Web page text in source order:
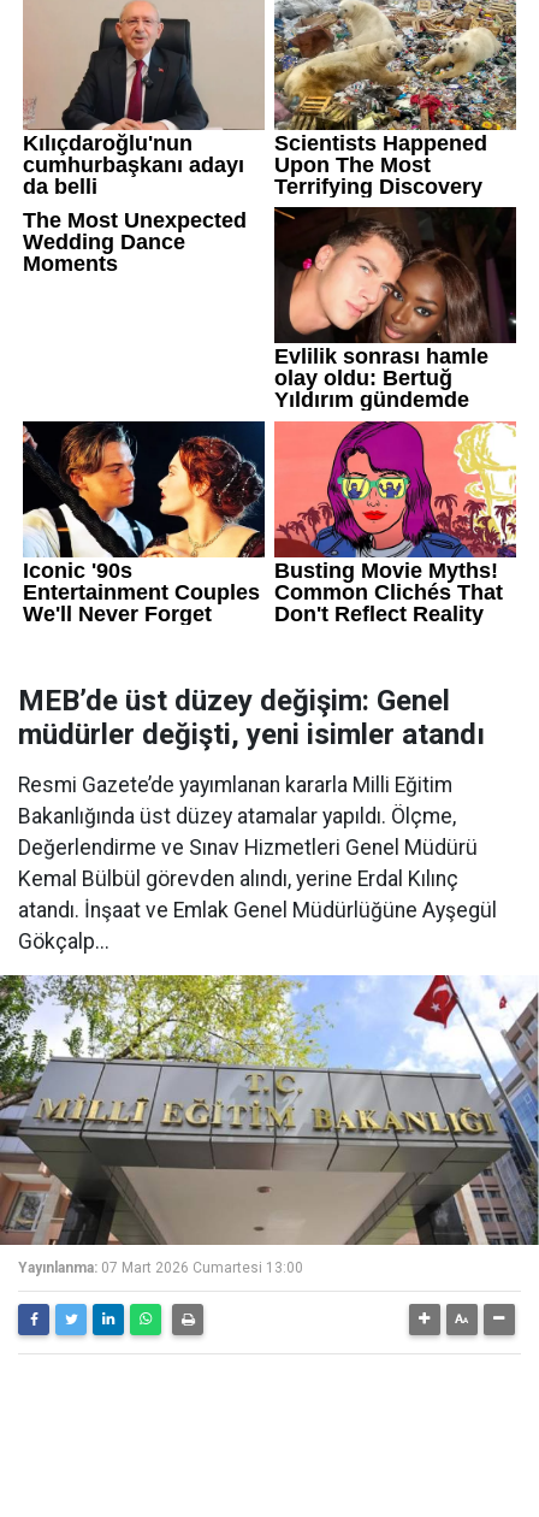
MEB’de üst düzey değişim: Genel
müdürler değişti, yeni isimler atandı
Resmi Gazete’de yayımlanan kararla Milli Eğitim
Bakanlığında üst düzey atamalar yapıldı. Ölçme,
Değerlendirme ve Sınav Hizmetleri Genel Müdürü
Kemal Bülbül görevden alındı, yerine Erdal Kılınç
atandı. İnşaat ve Emlak Genel Müdürlüğüne Ayşegül
Gökçalp...
Yayınlanma: 07 Mart 2026 Cumartesi 13:00